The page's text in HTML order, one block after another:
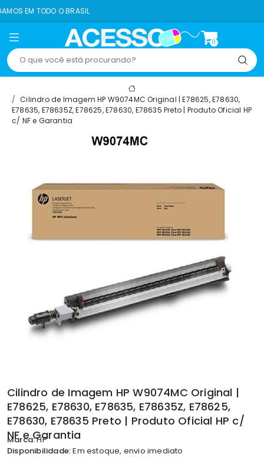
O BRASIL
0
Cilindro de Imagem HP W9074MC Original | E78625, E78630,
E78635, E78635Z, E78625, E78630, E78635 Preto | Produto Oficial HP
c/ NF e Garantia
Cilindro de Imagem HP W9074MC Original |
E78625, E78630, E78635, E78635Z, E78625,
E78630, E78635 Preto | Produto Oficial HP c/
NF e Garantia
Marca:HP
Disponibilidade:Em estoque, envio imediato